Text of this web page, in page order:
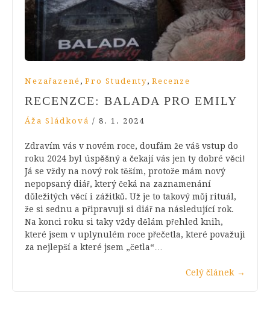
Nezařazené , Pro Studenty, Recenze
RECENZCE: BALADA PRO EMILY
Áža Sládková / 8. 1. 2024
Zdravím vás v novém roce, doufám že váš vstup do
roku 2024 byl úspěšný a čekají vás jen ty dobré věci!
Já se vždy na nový rok těším, protože mám nový
nepopsaný diář, který čeká na zaznamenání
důležitých věcí i zážitků. Už je to takový můj rituál,
že si sednu a připravuji si diář na následující rok.
Na konci roku si taky vždy dělám přehled knih,
které jsem v uplynulém roce přečetla, které považuji
za nejlepší a které jsem „četla“…
Celý článek →